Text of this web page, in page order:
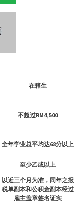
在籍生
不超过RM4,500
全年学业总平均达68分以上
至少乙或以上
以近三个月为准，同年之报
税单副本和公积金副本经过
雇主盖章签名证实